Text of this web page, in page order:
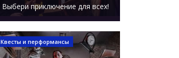
Выбери приключение для всех!
Квесты и перформансы